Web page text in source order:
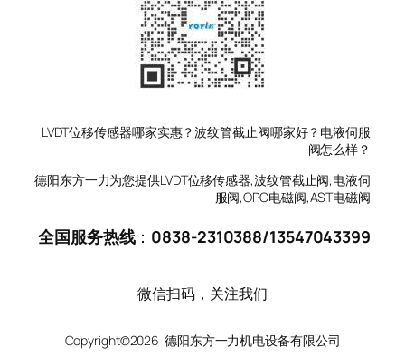
LVDT位移传感器哪家实惠？波纹管截止阀哪家好？电液伺服
阀怎么样？
德阳东方一力为您提供LVDT位移传感器,波纹管截止阀,电液伺
服阀,OPC电磁阀,AST电磁阀
全国服务热线： 0838-2310388/13547043399
微信扫码，关注我们
Copyright©2026 德阳东方一力机电设备有限公司